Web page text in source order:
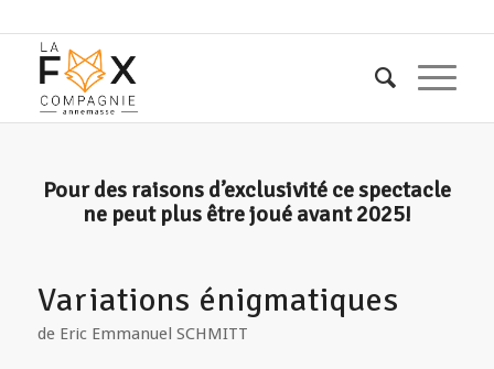
Pour des raisons d’exclusivité ce spectacle
ne peut plus être joué avant 2025!
Variations énigmatiques
de Eric Emmanuel SCHMITT